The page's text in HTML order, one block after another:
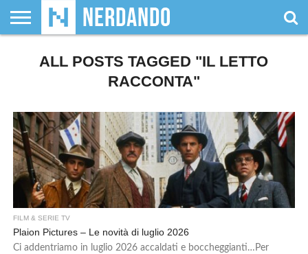
SIAMO
GIOCHI
GIOCHI
VIDEOGAMES
FILM
FUMETTI
& LIBRI
MAGIC:
THE
DUNGEONS
WRESTLING
NERDANDO
AWARDS
BOLLINI
ALL POSTS TAGGED "IL LETTO
RACCONTA"
FILM & SERIE TV
Plaion Pictures – Le novità di luglio 2026
Ci addentriamo in luglio 2026 accaldati e boccheggianti…Per